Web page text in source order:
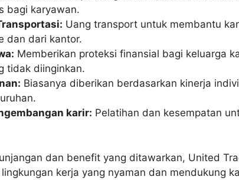
bagi karyawan.
Uang transport untuk membantu
dan dari kantor.
Memberikan proteksi finansial bagi keluarga
tidak diinginkan.
Biasanya diberikan berdasarkan kinerja
karir: Pelatihan dan kesempatan
dan benefit yang ditawarkan, United
kerja yang nyaman dan mendukung